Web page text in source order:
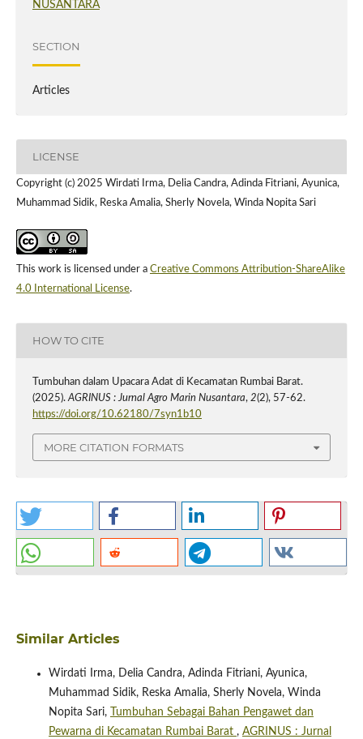
NUSANTARA
SECTION
Articles
LICENSE
Copyright (c) 2025 Wirdati Irma, Delia Candra, Adinda Fitriani, Ayunica,
Muhammad Sidik, Reska Amalia, Sherly Novela, Winda Nopita Sari
This work is licensed under a Creative Commons Attribution-ShareAlike
4.0 International License.
HOW TO CITE
Tumbuhan dalam Upacara Adat di Kecamatan Rumbai Barat.
(2025).AGRINUS : Jurnal Agro Marin Nusantara, 2(2), 57-62.
https://doi.org/10.62180/7syn1b10
MORE CITATION FORMATS
Similar Articles
Wirdati Irma, Delia Candra, Adinda Fitriani, Ayunica,
Muhammad Sidik, Reska Amalia, Sherly Novela, Winda
Nopita Sari,
Tumbuhan Sebagai Bahan Pengawet dan
Pewarna di Kecamatan Rumbai Barat , AGRINUS : Jurnal